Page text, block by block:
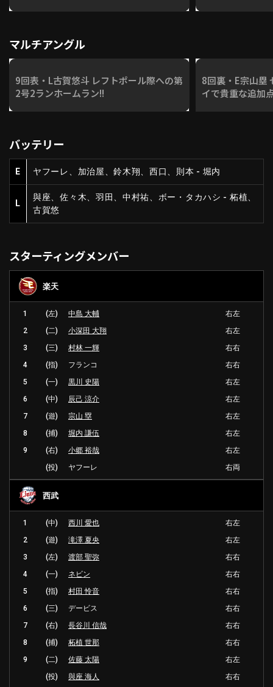
マルチアングル
9回表・L古賀悠斗 レフトポール際への第
2号2ランホームラン!!
8回裏・E宗山塁
イで貴重な追加
バッテリー
E ヤフーレ、加治屋、鈴木翔、西口、則本 - 堀内
L
與座、佐々木、羽田、中村祐、ボー・タカハシ - 柘植、
古賀悠
スターティングメンバー
楽天
1 (左) 中島 大輔
右左
2
(二) 小深田 大翔
右左
3
(三) 村林 一輝
右右
4
(指) フランコ
右右
5
(一) 黒川 史陽
右左
6
(中) 辰己 涼介
右左
7
(遊) 宗山 塁
右左
8
(捕) 堀内 謙伍
右左
9
(右) 小郷 裕哉
右左
(投)
ヤフーレ 右両
西武
1 (中) 西川 愛也
右左
2
(遊) 滝澤 夏央
右左
3
(左) 渡部 聖弥
右右
4
(一) ネビン
右右
5
(指) 村田 怜音
右右
6
(三) デービス
右右
7
(右) 長谷川 信哉
右右
8
(捕) 柘植 世那
右右
9
(二) 佐藤 太陽
右左
(投)
與座 海人 右右